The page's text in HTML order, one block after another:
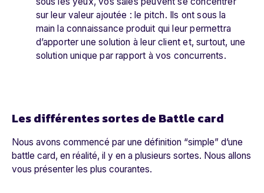
sur leur valeur ajoutée : le pitch. Ils ont sous la
main la connaissance produit qui leur permettra
d’apporter une solution à leur client et, surtout, une
solution unique par rapport à vos concurrents.
Les différentes sortes de Battle card
Nous avons commencé par une définition “simple” d’une
battle card, en réalité, il y en a plusieurs sortes. Nous allons
vous présenter les plus courantes.